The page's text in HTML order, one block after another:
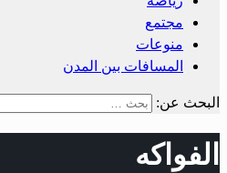
مجتمع
منوعات
المسافات بين المدن
البحث عن:
الفواكه